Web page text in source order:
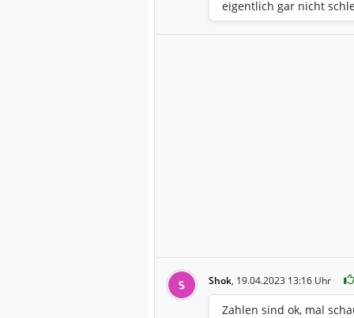
eigentlich gar nicht
S Shok, 19.04.2023 13:16 Uhr
Zahlen sind ok, mal